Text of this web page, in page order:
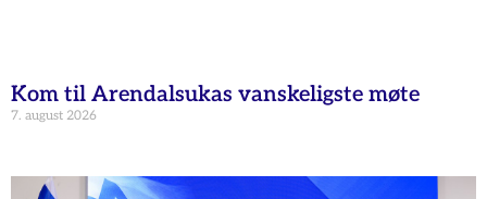
Kom til Arendalsukas vanskeligste møte
7. august 2026